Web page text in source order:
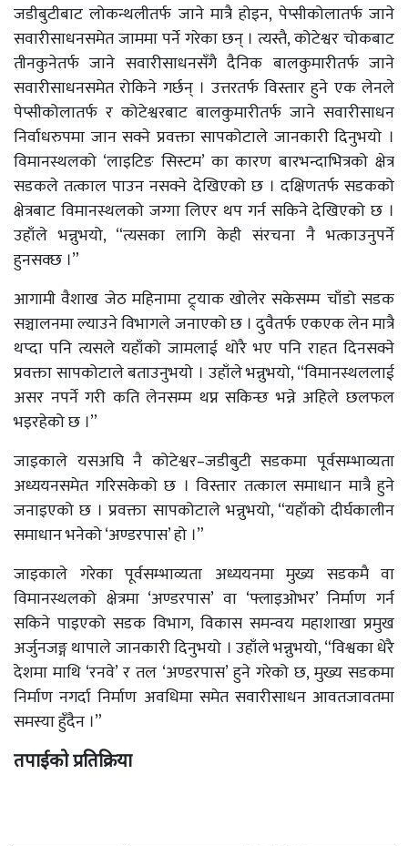
जडीबुटीबाट लोकन्थलीतर्फ जाने मात्रै होइन, पेप्सीकोलातर्फ जाने
सवारीसाधनसमेत जाममा पर्ने गरेका छन् । त्यस्तै, कोटेश्वर चोकबाट
तीनकुनेतर्फ जाने सवारीसाधनसँगै दैनिक बालकुमारीतर्फ जाने
सवारीसाधनसमेत रोकिने गर्छन् । उत्तरतर्फ विस्तार हुने एक लेनले
पेप्सीकोलातर्फ र कोटेश्वरबाट बालकुमारीतर्फ जाने सवारीसाधन
निर्वाधरुपमा जान सक्ने प्रवक्ता सापकोटाले जानकारी दिनुभयो ।
विमानस्थलको ‘लाइटिङ सिस्टम’ का कारण बारभन्दाभित्रको क्षेत्र
सडकले तत्काल पाउन नसक्ने देखिएको छ । दक्षिणतर्फ सडकको
क्षेत्रबाट विमानस्थलको जग्गा लिएर थप गर्न सकिने देखिएको छ ।
उहाँले भन्नुभयो, “त्यसका लागि केही संरचना नै भत्काउनुपर्ने
हुनसक्छ ।”
आगामी वैशाख जेठ महिनामा ट्र्याक खोलेर सकेसम्म चाँडो सडक
सञ्चालनमा ल्याउने विभागले जनाएको छ । दुवैतर्फ एकएक लेन मात्रै
थप्दा पनि त्यसले यहाँको जामलाई थोरै भए पनि राहत दिनसक्ने
प्रवक्ता सापकोटाले बताउनुभयो । उहाँले भन्नुभयो, “विमानस्थललाई
असर नपर्ने गरी कति लेनसम्म थप्न सकिन्छ भन्ने अहिले छलफल
भइरहेको छ ।”
जाइकाले यसअघि नै कोटेश्वर–जडीबुटी सडकमा पूर्वसम्भाव्यता
अध्ययनसमेत गरिसकेको छ । विस्तार तत्काल समाधान मात्रै हुने
जनाइएको छ । प्रवक्ता सापकोटाले भन्नुभयो, “यहाँको दीर्घकालीन
समाधान भनेको ‘अण्डरपास’ हो ।”
जाइकाले गरेका पूर्वसम्भाव्यता अध्ययनमा मुख्य सडकमै वा
विमानस्थलको क्षेत्रमा ‘अण्डरपास’ वा ‘फ्लाइओभर’ निर्माण गर्न
सकिने पाइएको सडक विभाग, विकास समन्वय महाशाखा प्रमुख
अर्जुनजङ्ग थापाले जानकारी दिनुभयो । उहाँले भन्नुभयो, “विश्वका धेरै
देशमा माथि ‘रनवे’ र तल ‘अण्डरपास’ हुने गरेको छ, मुख्य सडकमा
निर्माण नगर्दा निर्माण अवधिमा समेत सवारीसाधन आवतजावतमा
समस्या हुँदैन ।”
तपाईको प्रतिक्रिया